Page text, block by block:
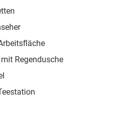
Regendusche